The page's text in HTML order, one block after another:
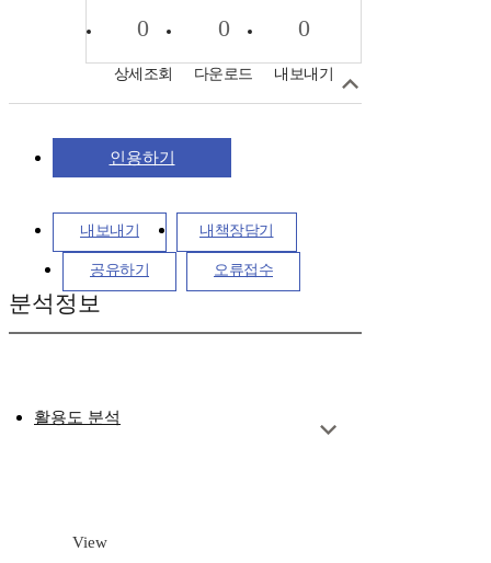
0
상세조회
0
다운로드
0
내보내기
인용하기
내보내기 내책장담기
공유하기 오류접수
분석정보
활용도 분석
View